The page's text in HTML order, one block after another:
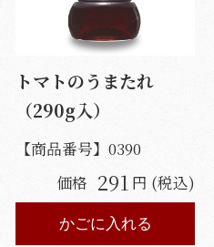
トマトのうまたれ
（290g入）
【商品番号】0390
価格 291 円 (税込)
かごに入れる